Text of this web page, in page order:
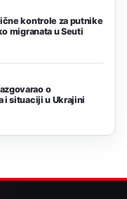
kontrole za putnike
migranata u Seuti
o
i situaciji u Ukrajini